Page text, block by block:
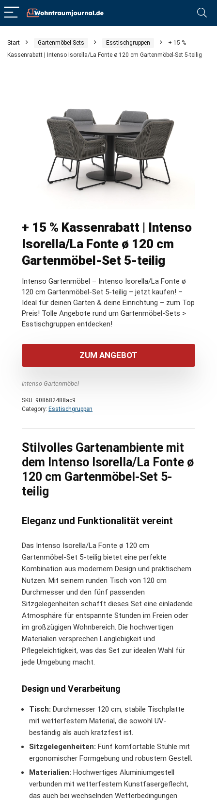
Start Gartenmöbel-Sets Esstischgruppen
+ 15 %
Kassenrabatt | Intenso Isorella/La Fonte ø 120 cm Gartenmöbel-Set 5-teilig
+ 15 % Kassenrabatt | Intenso
Isorella/La Fonte ø 120 cm
Gartenmöbel-Set 5-teilig
Intenso Gartenmöbel – Intenso Isorella/La Fonte ø
120 cm Gartenmöbel-Set 5-teilig – jetzt kaufen! –
Ideal für deinen Garten & deine Einrichtung – zum Top
Preis! Tolle Angebote rund um Gartenmöbel-Sets >
Esstischgruppen entdecken!
ZUM ANGEBOT
Intenso Gartenmöbel
SKU: 908682488ac9
Category: Esstischgruppen
Stilvolles Gartenambiente mit
dem Intenso Isorella/La Fonte ø
120 cm Gartenmöbel-Set 5-
teilig
Eleganz und Funktionalität vereint
Das Intenso Isorella/La Fonte ø 120 cm
Gartenmöbel-Set 5-teilig bietet eine perfekte
Kombination aus modernem Design und praktischem
Nutzen. Mit seinem runden Tisch von 120 cm
Durchmesser und den fünf passenden
Sitzgelegenheiten schafft dieses Set eine einladende
Atmosphäre für entspannte Stunden im Freien oder
im großzügigen Wohnbereich. Die hochwertigen
Materialien versprechen Langlebigkeit und
Pflegeleichtigkeit, was das Set zur idealen Wahl für
jede Umgebung macht.
Design und Verarbeitung
Tisch: Durchmesser 120 cm, stabile Tischplatte
mit wetterfestem Material, die sowohl UV-
beständig als auch kratzfest ist.
Sitzgelegenheiten: Fünf komfortable Stühle mit
ergonomischer Formgebung und robustem Gestell.
Materialien: Hochwertiges Aluminiumgestell
verbunden mit wetterfestem Kunstfasergeflecht,
das auch bei wechselnden Wetterbedingungen